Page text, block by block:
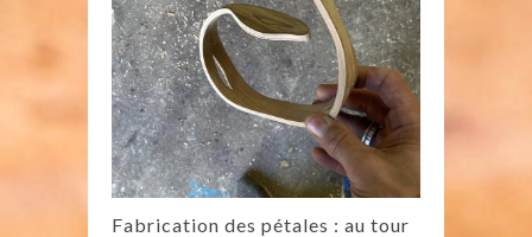
Fabrication des pétales : au tour